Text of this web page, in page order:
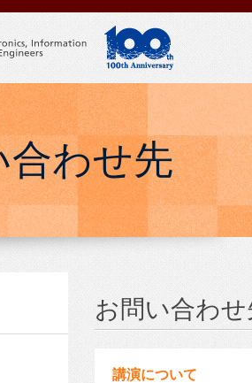
合わせ先
お問い合わせ
講演について